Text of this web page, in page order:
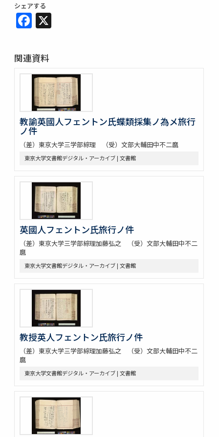
シェアする
Facebook
関連資料
教諭英國人フェントン氏蝶類採集ノ為メ旅行
ノ件
（差）東京大学三学部綜理 （受）文部大輔田中不二麿
東京大学文書館デジタル・アーカイブ | 文書館
英國人フェントン氏旅行ノ件
（差）東京大学三学部綜理加藤弘之 （受）文部大輔田中不二
麿
東京大学文書館デジタル・アーカイブ | 文書館
教授英人フェントン氏旅行ノ件
（差）東京大学三学部綜理加藤弘之 （受）文部大輔田中不二
麿
東京大学文書館デジタル・アーカイブ | 文書館